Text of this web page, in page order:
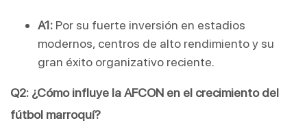
A1: Por su fuerte inversión en estadios
modernos, centros de alto rendimiento y su
gran éxito organizativo reciente.
Q2: ¿Cómo influye la AFCON en el crecimiento del
fútbol marroquí?